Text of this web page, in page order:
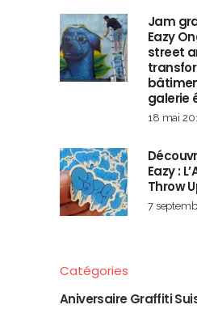
Jam
Eazy
street
galerie
18 mai
Eazy :
Throw
7
Catégories
Aniversaire Graffiti